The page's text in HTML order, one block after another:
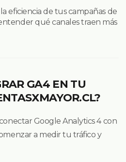
eficiencia de tus campañas de
qué canales traen más
GA4 EN TU
Google Analytics 4 con
a medir tu tráfico y